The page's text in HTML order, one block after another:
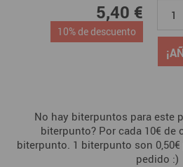
5,40 €
10% de descuento
No hay biterpuntos para este
biterpunto? Por cada 10€ de
biterpunto. 1 biterpunto son
pedido :)